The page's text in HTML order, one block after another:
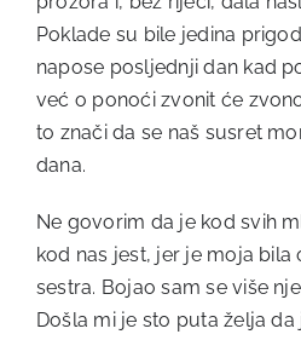
Poklade su bile jedina
napose posljednji dan kad
već o ponoći zvonit će
to znači da se naš susret
dana.
Ne govorim da je kod svih
kod nas jest, jer je moja bila
sestra. Bojao sam se više
Došla mi je sto puta želja